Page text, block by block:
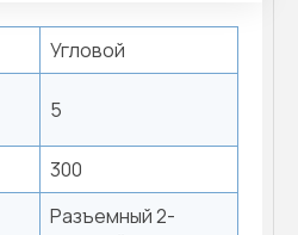
Угловой
5
300
Разъемный 2-